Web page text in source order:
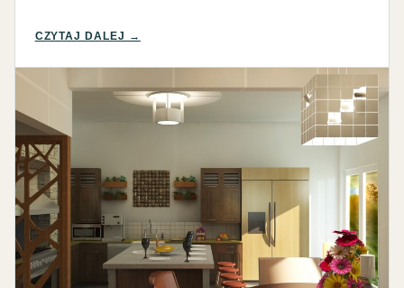
CZYTAJ DALEJ →